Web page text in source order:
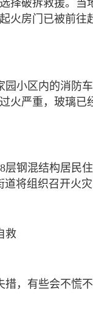
择破拆救援。
火房门已被前
园小区内的消防
火严重，玻璃
层钢混结构居民
道将组织召开火
救
措，有些会不慌